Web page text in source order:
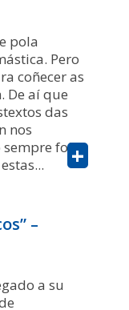
pola
Pero
coñecer as
De aí que
das
nos
sempre foi+
–
a su